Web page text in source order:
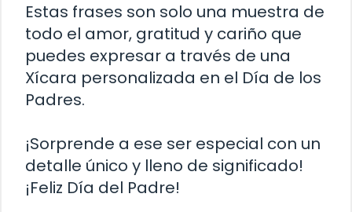
Estas frases son solo una muestra de
todo el amor, gratitud y cariño que
puedes expresar a través de una
Xícara personalizada en el Día de los
Padres.
¡Sorprende a ese ser especial con un
detalle único y lleno de significado!
¡Feliz Día del Padre!